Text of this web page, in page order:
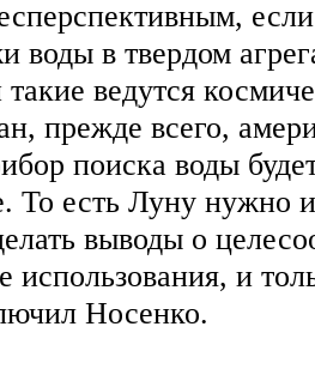
воды в твердом
ведутся
прежде всего,
поиска воды
То есть Луну нужно
выводы о
использования, и
Носенко.